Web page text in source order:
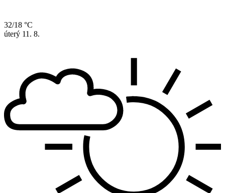
32/18 °C
úterý 11. 8.